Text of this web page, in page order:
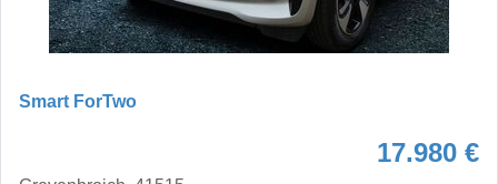
Smart ForTwo
17.980 €